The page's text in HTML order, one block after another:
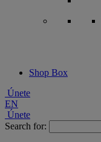
Shop Box
Únete
EN
Únete
Search for: